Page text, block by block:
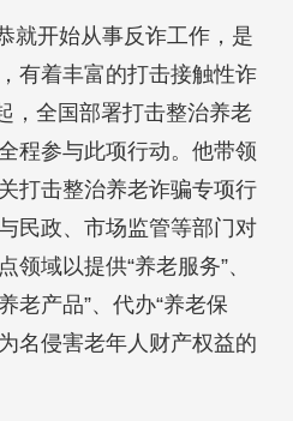
就开始从事反诈工作，是
有着丰富的打击接触性诈
，全国部署打击整治养老
程参与此项行动。他带领
打击整治养老诈骗专项行
民政、市场监管等部门对
域以提供“养老服务”、
老产品”、代办“养老保
名侵害老年人财产权益的